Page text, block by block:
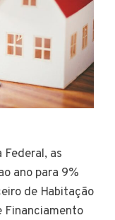
Federal, as
ano para 9%
de Habitação
Financiamento